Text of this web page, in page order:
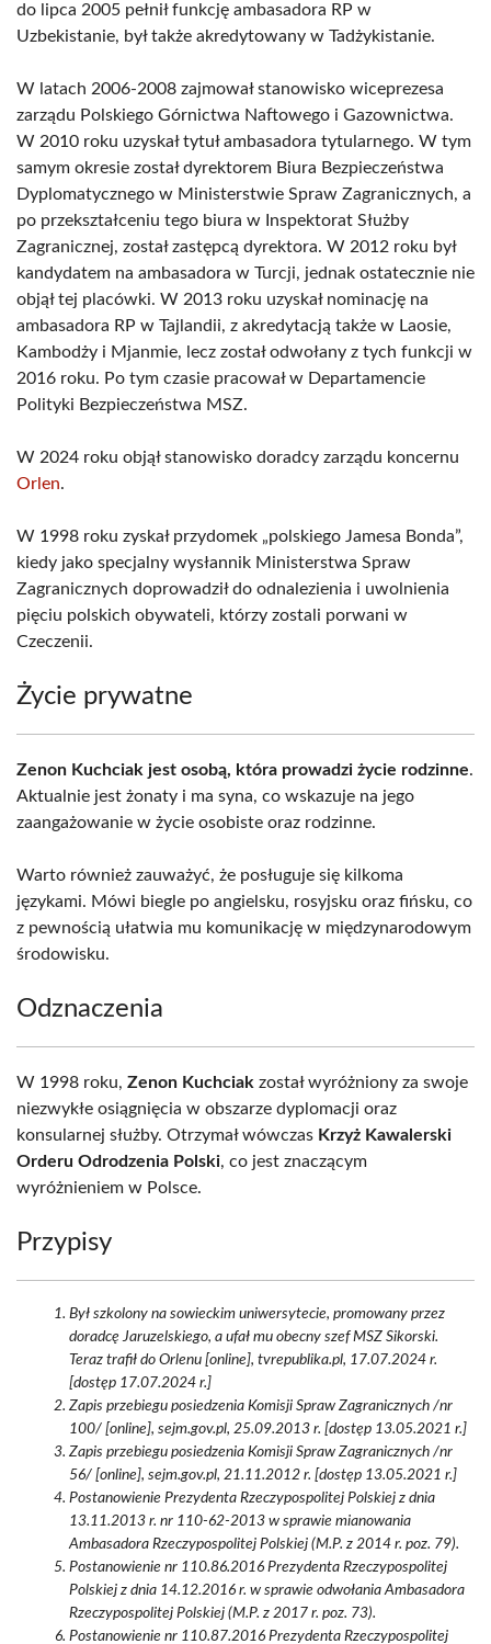
do lipca 2005 pełnił funkcję ambasadora RP w
Uzbekistanie, był także akredytowany w Tadżykistanie.
W latach 2006-2008 zajmował stanowisko wiceprezesa
zarządu Polskiego Górnictwa Naftowego i Gazownictwa.
W 2010 roku uzyskał tytuł ambasadora tytularnego. W tym
samym okresie został dyrektorem Biura Bezpieczeństwa
Dyplomatycznego w Ministerstwie Spraw Zagranicznych, a
po przekształceniu tego biura w Inspektorat Służby
Zagranicznej, został zastępcą dyrektora. W 2012 roku był
kandydatem na ambasadora w Turcji, jednak ostatecznie nie
objął tej placówki. W 2013 roku uzyskał nominację na
ambasadora RP w Tajlandii, z akredytacją także w Laosie,
Kambodży i Mjanmie, lecz został odwołany z tych funkcji w
2016 roku. Po tym czasie pracował w Departamencie
Polityki Bezpieczeństwa MSZ.
W 2024 roku objął stanowisko doradcy zarządu koncernu
Orlen.
W 1998 roku zyskał przydomek „polskiego Jamesa Bonda”,
kiedy jako specjalny wysłannik Ministerstwa Spraw
Zagranicznych doprowadził do odnalezienia i uwolnienia
pięciu polskich obywateli, którzy zostali porwani w
Czeczenii.
Życie prywatne
Zenon Kuchciak jest osobą, która prowadzi życie rodzinne.
Aktualnie jest żonaty i ma syna, co wskazuje na jego
zaangażowanie w życie osobiste oraz rodzinne.
Warto również zauważyć, że posługuje się kilkoma
językami. Mówi biegle po angielsku, rosyjsku oraz fińsku, co
z pewnością ułatwia mu komunikację w międzynarodowym
środowisku.
Odznaczenia
W 1998 roku, Zenon Kuchciak został wyróżniony za swoje
niezwykłe osiągnięcia w obszarze dyplomacji oraz
konsularnej służby. Otrzymał wówczas Krzyż Kawalerski
Orderu Odrodzenia Polski, co jest znaczącym
wyróżnieniem w Polsce.
Przypisy
Był szkolony na sowieckim uniwersytecie, promowany przez
doradcę Jaruzelskiego, a ufał mu obecny szef MSZ Sikorski.
Teraz trafił do Orlenu [online], tvrepublika.pl, 17.07.2024 r.
[dostęp 17.07.2024 r.]
Zapis przebiegu posiedzenia Komisji Spraw Zagranicznych /nr
100/ [online], sejm.gov.pl, 25.09.2013 r. [dostęp 13.05.2021 r.]
Zapis przebiegu posiedzenia Komisji Spraw Zagranicznych /nr
56/ [online], sejm.gov.pl, 21.11.2012 r. [dostęp 13.05.2021 r.]
Postanowienie Prezydenta Rzeczypospolitej Polskiej z dnia
13.11.2013 r. nr 110-62-2013 w sprawie mianowania
Ambasadora Rzeczypospolitej Polskiej (M.P. z 2014 r. poz. 79).
Postanowienie nr 110.86.2016 Prezydenta Rzeczypospolitej
Polskiej z dnia 14.12.2016 r. w sprawie odwołania Ambasadora
Rzeczypospolitej Polskiej (M.P. z 2017 r. poz. 73).
Postanowienie nr 110.87.2016 Prezydenta Rzeczypospolitej